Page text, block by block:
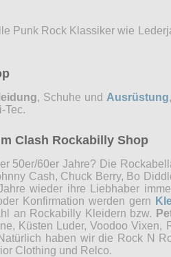
Punk Rock Klassiker wie
, Schuhe und Ausrüstung
Tec.
Clash Rockabilly Shop
50er/60er Jahre? Die
Cash, Chuck Berry, Bo
wieder ihre Liebhaber
Konfirmation werden gern
an Rockabilly Kleidern bzw.
Küsten Luder, Voodoo
haben wir die Rock N
Clothing und Relco.